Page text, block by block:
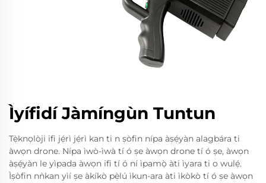
Ìyífidí Jàmíngùn Tuntun
Tẹ̀knọlòji ifi jẹ́rì jẹ́rì kan ti n ṣòfin nípa àṣẹ́yàn alagbára ti
àwọn drone. Nípa ìwò-ìwà tí ó ṣe àwọn drone tí ó ṣe, àwọn
àṣẹ́yàn le yìpada àwọn ifi tí ó ní ìpamọ̀ àti ìyara ti o wulẹ́.
Ìṣòfin nǹkan yìí ṣe àkíkò pẹ̀lú ìkun-ara àti ìkòkò tí ó ṣe àwọn